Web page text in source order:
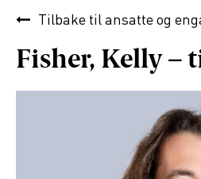
Tilbake tilansatte og
Fisher, Kelly –